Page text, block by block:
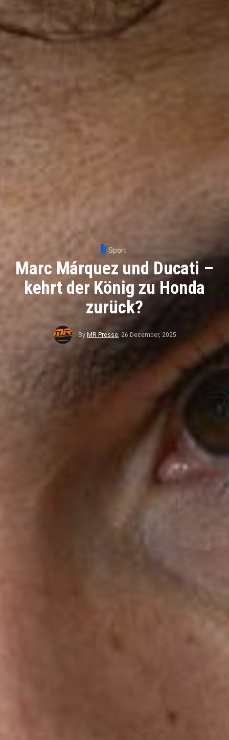
Sport
Marc Márquez und Ducati –
kehrt der König zu Honda
zurück?
By MR Presse, 26 December, 2025